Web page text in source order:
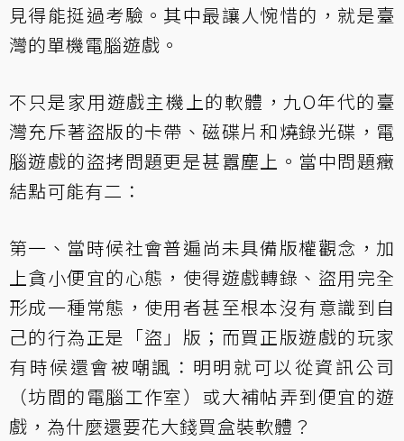
見得能挺過考驗。其中最讓人惋惜的，就是臺
灣的單機電腦遊戲。
不只是家用遊戲主機上的軟體，九O年代的臺
灣充斥著盜版的卡帶、磁碟片和燒錄光碟，電
腦遊戲的盜拷問題更是甚囂塵上。當中問題癥
結點可能有二：
第一、當時候社會普遍尚未具備版權觀念，加
上貪小便宜的心態，使得遊戲轉錄、盜用完全
形成一種常態，使用者甚至根本沒有意識到自
己的行為正是「盜」版；而買正版遊戲的玩家
有時候還會被嘲諷：明明就可以從資訊公司
（坊間的電腦工作室）或大補帖弄到便宜的遊
戲，為什麼還要花大錢買盒裝軟體？